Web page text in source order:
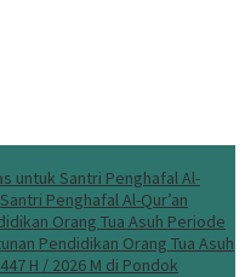
untuk Santri Penghafal Al-
Penghafal Al-Qur’an
Orang Tua Asuh Periode
Pendidikan Orang Tua Asuh
H / 2026 M di Pondok